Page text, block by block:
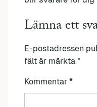
Lämna ett
E-postadressen
fält är märkta *
Kommentar *